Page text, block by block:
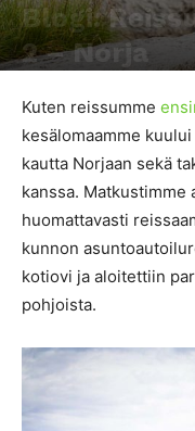
Blogi:
2 – Norja
Kuten reissumme
kesälomaamme
kautta Norjaan sekä
kanssa.
huomattavasti
kunnon
kotiovi ja aloitettiin
pohjoista.